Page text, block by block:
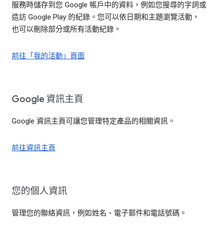
服務時儲存到您 Google 帳戶中的資料，例如您搜尋的字詞或
造訪 Google Play 的紀錄。您可以依日期和主題瀏覽活動，
也可以刪除部分或所有活動紀錄。
前往「我的活動」頁面
Google 資訊主頁
Google 資訊主頁可讓您管理特定產品的相關資訊。
前往資訊主頁
您的個人資訊
管理您的聯絡資訊，例如姓名、電子郵件和電話號碼。